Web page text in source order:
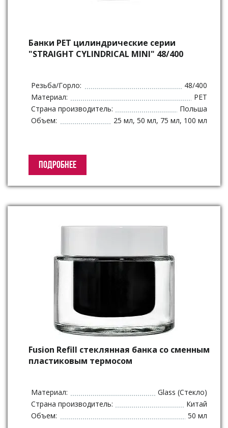
Банки РЕТ цилиндрические серии
"STRAIGHT CYLINDRICAL MINI" 48/400
Резьба/Горло:
48/400
Материал:
PET
Страна производитель:
Польша
Объем:
25 мл, 50 мл, 75 мл, 100 мл
ПОДРОБНЕЕ
Fusion Refill стеклянная банка со сменным
пластиковым термосом
Материал:
Glass (Стекло)
Страна производитель:
Китай
Объем:
50 мл